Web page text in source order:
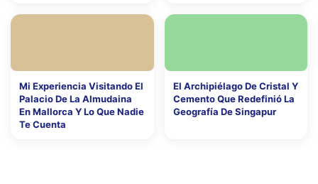
Mi Experiencia Visitando El
Palacio De La Almudaina
En Mallorca Y Lo Que Nadie
Te Cuenta
El Archipiélago De Cristal Y
Cemento Que Redefinió La
Geografía De Singapur